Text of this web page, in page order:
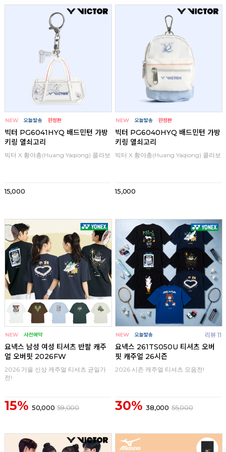
빅터 PG6041HYQ 배드민턴 가방
키링 열쇠고리
빅터 X 황야총(Huang Yaqiong) 콜라보
15,000
빅터 PG6040HYQ 배드민턴 가방
키링 열쇠고리
빅터 X 황야총(Huang Yaqiong) 콜라보
15,000
요넥스 남성 여성 티셔츠 반팔 캐주
얼 오버핏 2026FW
2026 가을 신상 캐주얼 티셔츠 균일가
전!
15% 50,000 59,000
리뷰 11
요넥스 261TS050U 티셔츠 오버
핏 캐주얼 26시즌
2026 시즌 캐주얼 티셔츠 모음전!
30% 38,000 55,000